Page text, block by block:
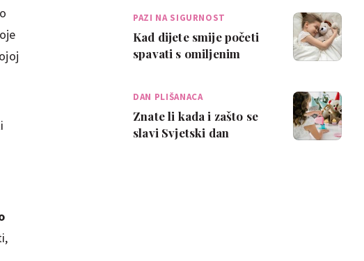
PAZI NA SIGURNOST
Kad dijete smije početi
spavati s omiljenim
DAN PLIŠANACA
Znate li kada i zašto se
slavi Svjetski dan